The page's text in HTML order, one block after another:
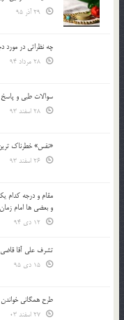
چه نظراتی در مورد
سوالات طبی و
«نفس» خطرناک
و بعضي ها امام
تشرف علي آقا
طرح همگانی